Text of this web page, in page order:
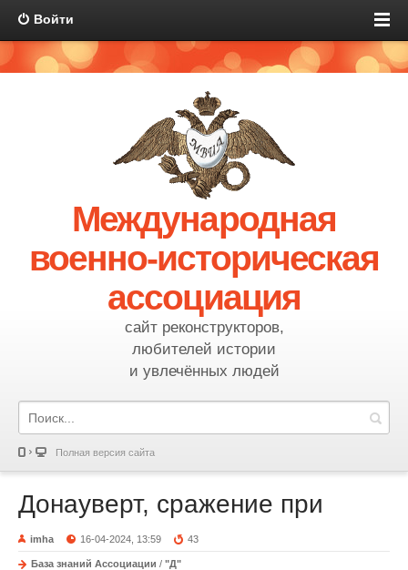
Войти
Международная
военно-историческая
ассоциация
сайт реконструкторов,
любителей истории
и увлечённых людей
Полная версия сайта
Донауверт, сражение при
imha 16-04-2024, 13:59 43
База знаний Ассоциации / "Д"